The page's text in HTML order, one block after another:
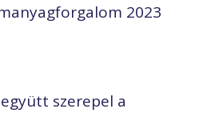
2023
szerepel a